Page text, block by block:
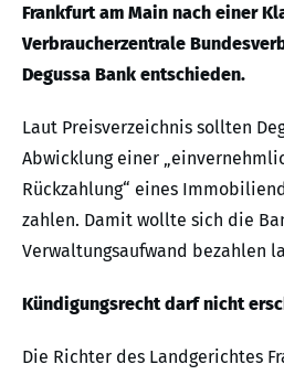
Frankfurt am Main nach einer
Verbraucherzentrale
Degussa Bank entschieden.
Laut Preisverzeichnis sollten
Abwicklung einer
Rückzahlung“ eines
zahlen. Damit wollte sich die
Verwaltungsaufwand bezahlen
Kündigungsrecht darf nicht
Die Richter des Landgerichtes